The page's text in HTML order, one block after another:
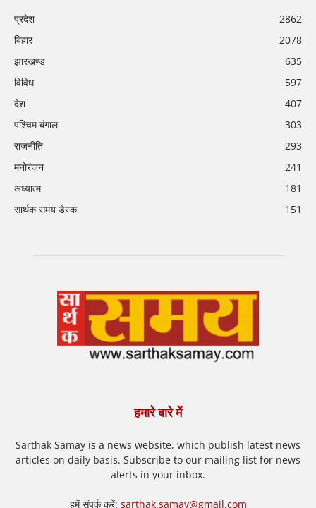
प्रदेश
2862
बिहार
2078
झारखण्ड
635
विविध
597
देश
407
पश्चिम बंगाल
303
राजनीति
293
मनोरंजन
241
अध्यात्म
181
सार्थक समय डेस्क
151
हमारे बारे में
Sarthak Samay is a news website, which publish latest news
articles on daily basis. Subscribe to our mailing list for news
alerts in your inbox.
हमें संपर्क करें: sarthak.samay@gmail.com